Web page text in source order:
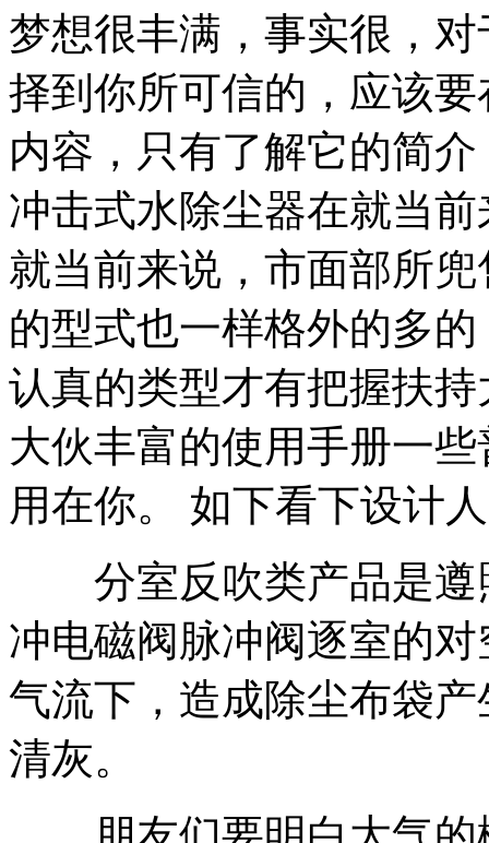
梦想很丰满，事实很，
择到你所可信的，应该
内容，只有了解它的简
冲击式水除尘器在就当
就当前来说，市面部所
的型式也一样格外的多
认真的类型才有把握扶
大伙丰富的使用手册一
用在你。 如下看下设计
分室反吹类产品是遵
冲电磁阀脉冲阀逐室的
气流下，造成除尘布袋
清灰。